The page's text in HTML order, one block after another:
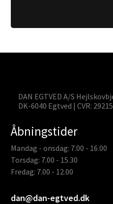
DAN EGTVED A/S
DK-6040 Egtved | CVR:
Åbningstider
Mandag - onsdag: 7.00 - 16.00
Torsdag: 7.00 - 15.30
Fredag: 7.00 - 12.00
dan@dan-egtved.dk